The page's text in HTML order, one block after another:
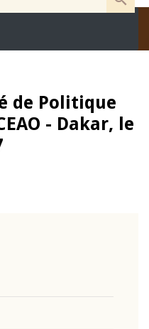
de Politique
- Dakar, le